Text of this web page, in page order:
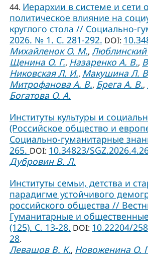
44. Иерархии в системе и сети
политическое влияние на
круглого стола // Социально-
2026. № 1. С. 281-292. DOI:
Михайленок О. М.,
Щенина О. Г., Назаренко А. В.,
Никовская Л. И., Макушина Л.
Митрофанова А. В., Брега А. В.,
Богатова О. А.
Институты культуры и
(Российское общество и
Социально-гуманитарные
265. DOI: 10.34823/
Дубровин В. Л.
Институты семьи, детства и
парадигме устойчивого
российского общества //
Гуманитарные и
(125). С. 13-28. DOI: 10.22204/
28.
Левашов В. К., Новоженина О.